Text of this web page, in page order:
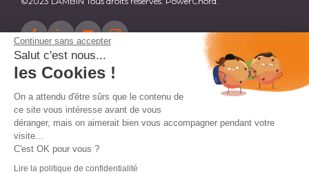
Continuer sans accepter
Salut c'est nous...
les Cookies !
On a attendu d'être sûrs que le contenu de
ce site vous intéresse avant de vous
déranger, mais on aimerait bien vous accompagner pendant votre
visite...
C'est OK pour vous ?
Lire la politique de confidentialité